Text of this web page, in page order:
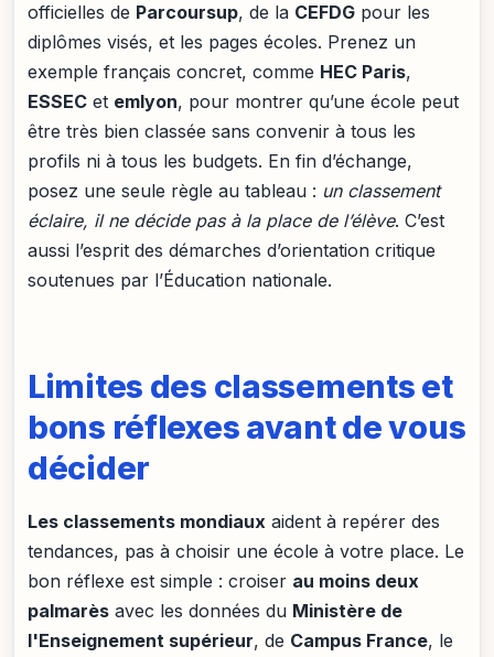
officielles de Parcoursup, de la CEFDG pour les
diplômes visés, et les pages écoles. Prenez un
exemple français concret, comme HEC Paris,
ESSEC et emlyon, pour montrer qu’une école peut
être très bien classée sans convenir à tous les
profils ni à tous les budgets. En fin d’échange,
posez une seule règle au tableau : un classement
éclaire, il ne décide pas à la place de l’élève. C’est
aussi l’esprit des démarches d’orientation critique
soutenues par l’Éducation nationale.
Limites des classements et
bons réflexes avant de vous
décider
Les classements mondiaux aident à repérer des
tendances, pas à choisir une école à votre place. Le
bon réflexe est simple : croiser au moins deux
palmarès avec les données du Ministère de
l'Enseignement supérieur, de Campus France, le